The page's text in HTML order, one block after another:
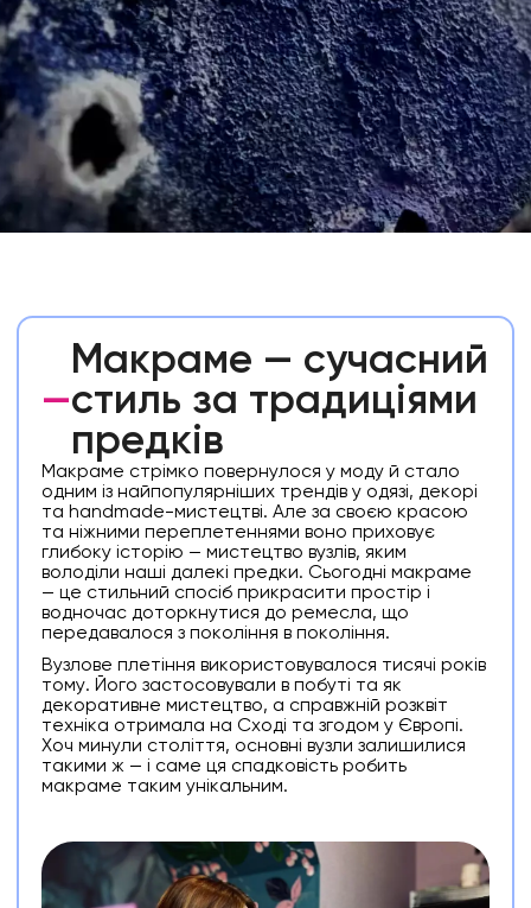
—
Макраме — сучасний
стиль за традиціями
предків
Макраме стрімко повернулося у моду й стало
одним із найпопулярніших трендів у одязі, декорі
та handmade-мистецтві. Але за своєю красою
та ніжними переплетеннями воно приховує
глибоку історію — мистецтво вузлів, яким
володіли наші далекі предки. Сьогодні макраме
— це стильний спосіб прикрасити простір і
водночас доторкнутися до ремесла, що
передавалося з покоління в покоління.
Вузлове плетіння використовувалося тисячі років
тому. Його застосовували в побуті та як
декоративне мистецтво, а справжній розквіт
техніка отримала на Сході та згодом у Європі.
Хоч минули століття, основні вузли залишилися
такими ж — і саме ця спадковість робить
макраме таким унікальним.